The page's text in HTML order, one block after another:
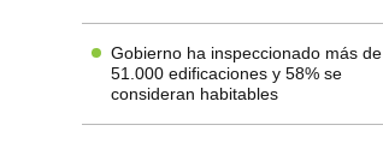
Gobierno ha inspeccionado más de
51.000 edificaciones y 58% se
consideran habitables